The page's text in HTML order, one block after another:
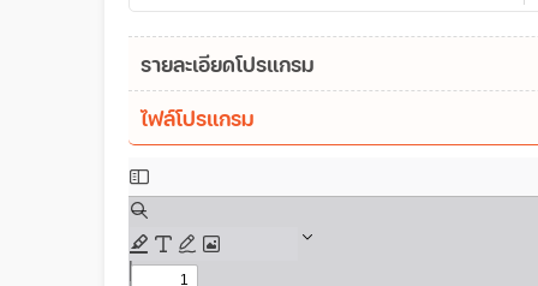
รายละเอียดโปรแกรม
ไฟล์โปรแกรม